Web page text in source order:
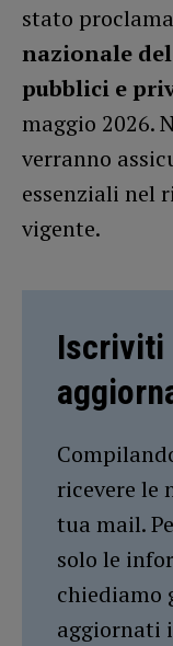
stato
nazionale
pubblici e
maggio 2026.
verranno
essenziali nel
vigente.
Iscriviti
ricevere le
tua mail.
solo le
chiediamo
aggiornati